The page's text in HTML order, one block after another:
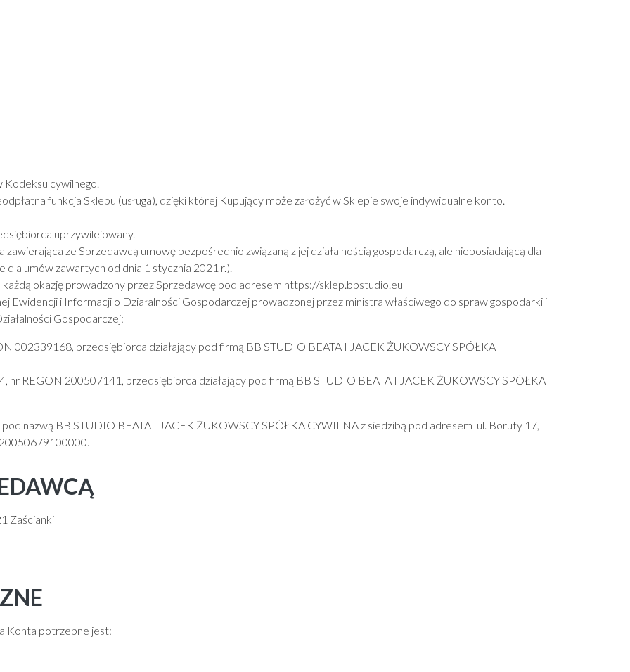
Kodeksu cywilnego.
funkcja Sklepu (usługa), dzięki której Kupujący może założyć w Sklepie swoje indywidualne konto.
uprzywilejowany.
zawierająca ze Sprzedawcą umowę bezpośrednio związaną z jej działalnością gospodarczą, ale nieposiadającą dla
umów zawartych od dnia 1 stycznia 2021 r.).
okazję prowadzony przez Sprzedawcę pod adresem https://sklep.bbstudio.eu
Ewidencji i Informacji o Działalności Gospodarczej prowadzonej przez ministra właściwego do spraw gospodarki i
Gospodarczej:
002339168, przedsiębiorca działający pod firmą BB STUDIO BEATA I JACEK ŻUKOWSCY SPÓŁKA
REGON 200507141, przedsiębiorca działający pod firmą BB STUDIO BEATA I JACEK ŻUKOWSCY SPÓŁKA
nazwą BB STUDIO BEATA I JACEK ŻUKOWSCY SPÓŁKA CYWILNA z siedzibą pod adresem ul. Boruty 17,
Zaścianki
Konta potrzebne jest: